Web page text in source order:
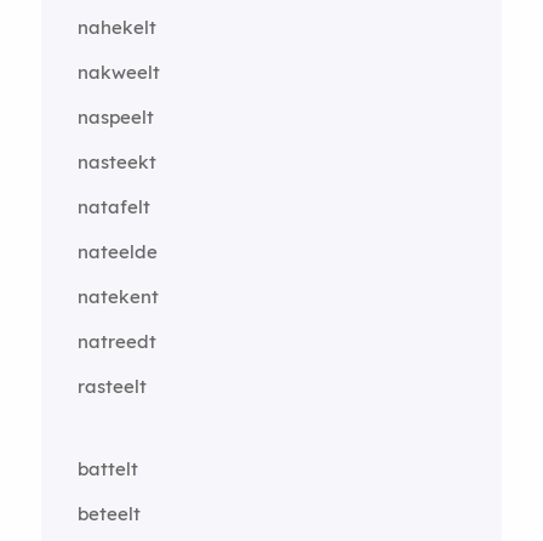
nahekelt
nakweelt
naspeelt
nasteekt
natafelt
nateelde
natekent
natreedt
rasteelt
battelt
beteelt